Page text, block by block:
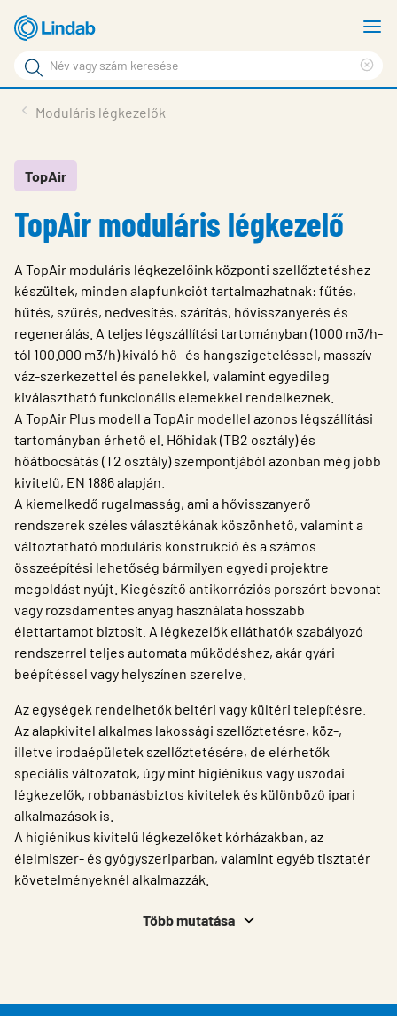
tartalomhoz
Keresési
kifejezés
Oldalak
keresése
Támogatás
Lindabról
Kapcsolat
Choose languge
Hungary
Moduláris légkezelők
TopAir
TopAir moduláris légkezelő
A TopAir moduláris légkezelőink központi szellőztetéshez
készültek, minden alapfunkciót tartalmazhatnak: fűtés,
hűtés, szűrés, nedvesítés, szárítás, hővisszanyerés és
regenerálás. A teljes légszállítási tartományban (1000 m3/h-
tól 100.000 m3/h) kiváló hő- és hangszigeteléssel, masszív
váz-szerkezettel és panelekkel, valamint egyedileg
kiválasztható funkcionális elemekkel rendelkeznek.
A TopAir Plus modell a TopAir modellel azonos légszállítási
tartományban érhető el. Hőhidak (TB2 osztály) és
hőátbocsátás (T2 osztály) szempontjából azonban még jobb
kivitelű, EN 1886 alapján.
A kiemelkedő rugalmasság, ami a hővisszanyerő
rendszerek széles választékának köszönhető, valamint a
változtatható moduláris konstrukció és a számos
összeépítési lehetőség bármilyen egyedi projektre
megoldást nyújt. Kiegészítő antikorróziós porszórt bevonat
vagy rozsdamentes anyag használata hosszabb
élettartamot biztosít. A légkezelők elláthatók szabályozó
rendszerrel teljes automata működéshez, akár gyári
beépítéssel vagy helyszínen szerelve.
Az egységek rendelhetők beltéri vagy kültéri telepítésre.
Az alapkivitel alkalmas lakossági szellőztetésre, köz-,
illetve irodaépületek szellőztetésére, de elérhetők
speciális változatok, úgy mint higiénikus vagy uszodai
légkezelők, robbanásbiztos kivitelek és különböző ipari
alkalmazások is.
A higiénikus kivitelű légkezelőket kórházakban, az
élelmiszer- és gyógyszeriparban, valamint egyéb tisztatér
követelményeknél alkalmazzák.
Több mutatása